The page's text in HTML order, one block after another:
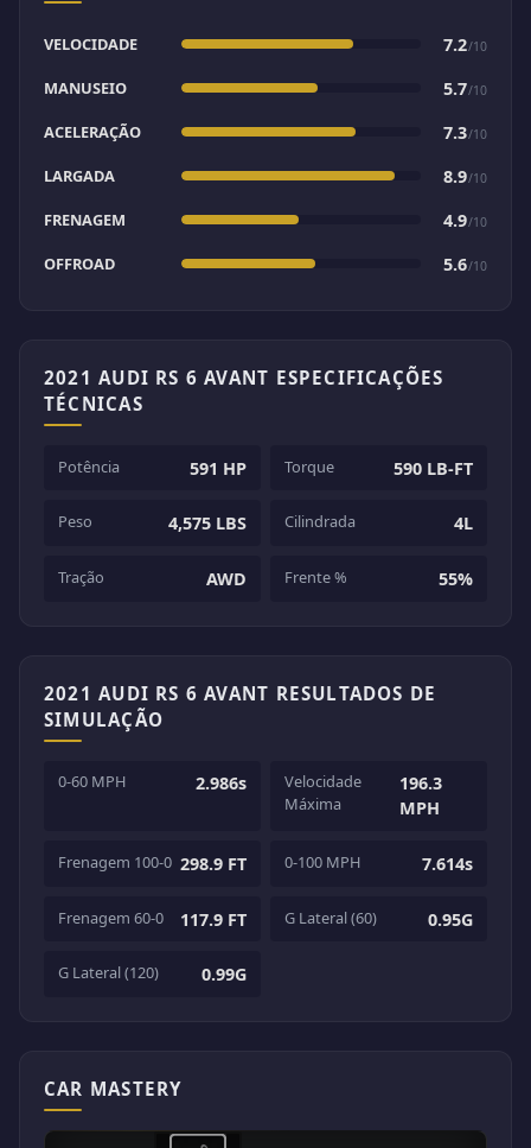
VELOCIDADE 7.2/10
MANUSEIO 5.7/10
ACELERAÇÃO 7.3/10
LARGADA 8.9/10
FRENAGEM 4.9/10
OFFROAD 5.6/10
2021 AUDI RS 6 AVANT ESPECIFICAÇÕES
TÉCNICAS
Potência 591 HP Torque 590 LB-FT
Peso 4,575 LBS Cilindrada 4L
Tração AWD Frente % 55%
2021 AUDI RS 6 AVANT RESULTADOS DE
SIMULAÇÃO
0-60 MPH 2.986s
Velocidade
Máxima
196.3
MPH
Frenagem 100-0 298.9 FT 0-100 MPH 7.614s
Frenagem 60-0 117.9 FT G Lateral (60) 0.95G
G Lateral (120) 0.99G
CAR MASTERY